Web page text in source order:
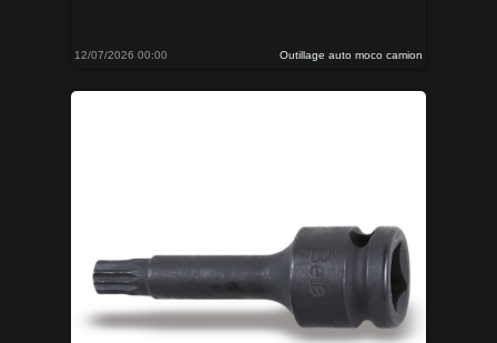
12/07/2026 00:00 Outillage auto moco camion